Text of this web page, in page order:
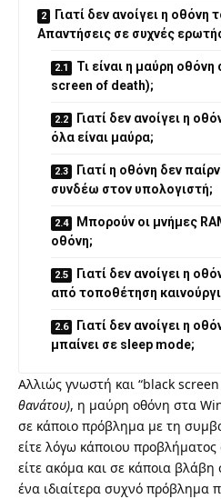
Γιατί δεν ανοίγει η
Απαντήσεις σε συχνές
Τι είναι η μαύρη
screen of death);
Γιατί δεν ανοίγει η
όλα είναι μαύρα;
Γιατί η οθόνη δεν
συνδέω στον υπολογιστή;
Μπορούν οι μνήμες
οθόνη;
Γιατί δεν ανοίγει η
από τοποθέτηση
Γιατί δεν ανοίγει η
μπαίνει σε sleep mode;
Αλλιώς γνωστή και “black
θανάτου), η μαύρη οθόνη στα
σε κάποιο πρόβλημα με τη
είτε λόγω κάποιου
είτε ακόμα και σε κάποια
ένα ιδιαίτερα συχνό πρόβλημα